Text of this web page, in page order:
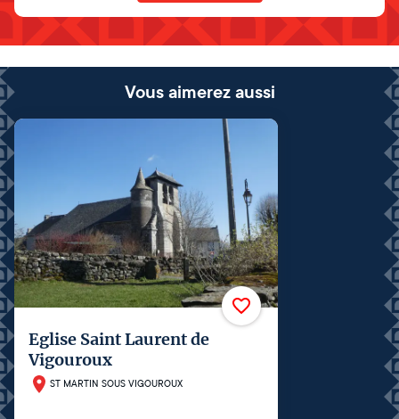
Vous aimerez aussi
Eglise Saint Laurent de
Vigouroux
ST MARTIN SOUS VIGOUROUX